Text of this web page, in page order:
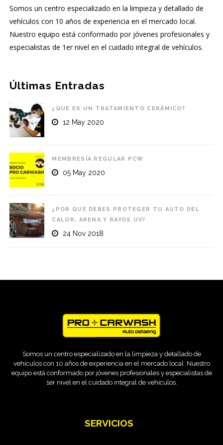
Somos un centro especializado en la limpieza y detallado de
vehículos con 10 años de experiencia en el mercado local.
Nuestro equipo está conformado por jóvenes profesionales y
especialistas de 1er nivel en el cuidado integral de vehículos.
Últimas Entradas
¿QUE ES UN TRATAMIENTO CERÁMICO?
12 May 2020
MEMBRESÍA REGULAR PCW
05 May 2020
¿POR QUE DEBES PROTEGER TU AUTO DEL
CALOR, ARENA Y RAYOS UV?
24 Nov 2018
Somos un centro especializado en la limpieza y detallado de
vehículos con 10 años de experiencia en el mercado local. Nuestro
equipo está conformado por jóvenes profesionales y especialistas de
1er nivel en el cuidado integral de vehículos.
SERVICIOS